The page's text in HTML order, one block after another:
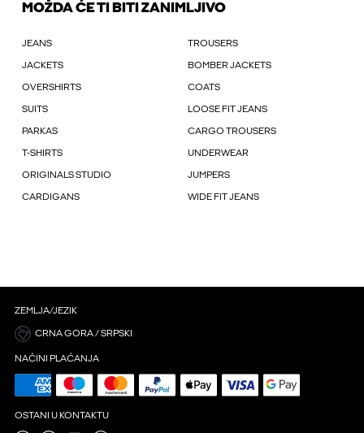
MOŽDA ĆE TI BITI ZANIMLJIVO
JEANS TROUSERS
JACKETS BOMBER JACKETS
OVERSHIRTS COATS
SUITS LOOSE FIT JEANS
PARKAS CARGO TROUSERS
T-SHIRTS UNDERWEAR
ORIGINALS STUDIO JUMPERS
CARDIGANS WIDE FIT JEANS
ZEMLJA/JEZIK
CRNA GORA / SRPSKI
NAČINI PLAĆANJA
OSTANI U KONTAKTU